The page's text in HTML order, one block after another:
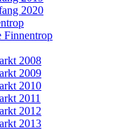
2020
Finnentrop
2008
2009
2010
2011
2012
2013